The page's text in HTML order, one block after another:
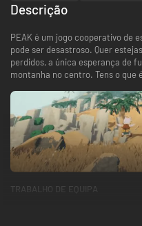
Descrição
PEAK é um jogo cooperativo de
pode ser desastroso. Quer
perdidos, a única esperança de
montanha no centro. Tens o que
TRABALHO DE EQUIPA